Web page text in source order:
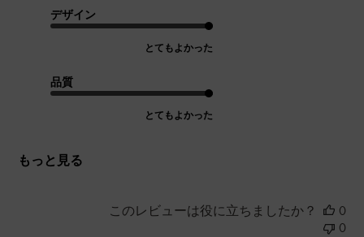
デザイン
とてもよかった
品質
とてもよかった
もっと見る
このレビューは役に立ちましたか？
0
0